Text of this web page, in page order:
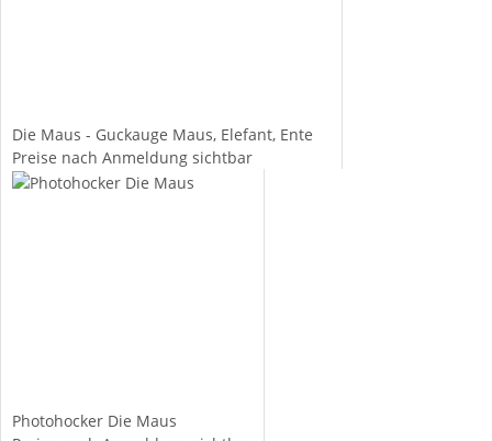
Die Maus - Guckauge Maus, Elefant, Ente
Preise nach Anmeldung sichtbar
Photohocker Die Maus